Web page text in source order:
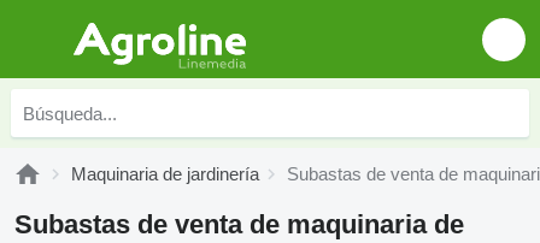
Maquinaria de jardinería Subastas de venta de
Subastas de venta de maquinaria de